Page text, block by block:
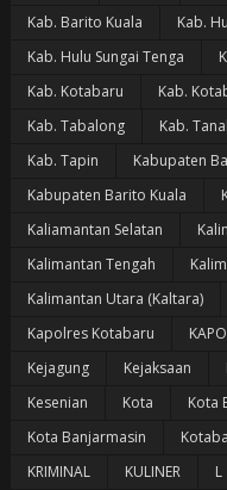
Kab. Barito Kuala
Kab.
Kab. Hulu Sungai Tenga
Kab. Kotabaru
Kab.
Kab. Tabalong
Kab.
Kab. Tapin
Kabupaten
Kabupaten Barito Kuala
Kaliamantan Selatan
Kalimantan Tengah
Kalimantan Utara (Kaltara)
Kapolres Kotabaru
Kejagung
Kejaksaan
Kesenian
Kota Kota
Kota Banjarmasin
KRIMINAL
KULINER L